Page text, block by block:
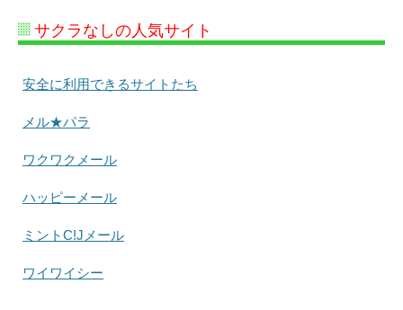
サクラなしの人気サイト
安全に利用できるサイトたち
メル★パラ
ワクワクメール
ハッピーメール
ミントC!Jメール
ワイワイシー